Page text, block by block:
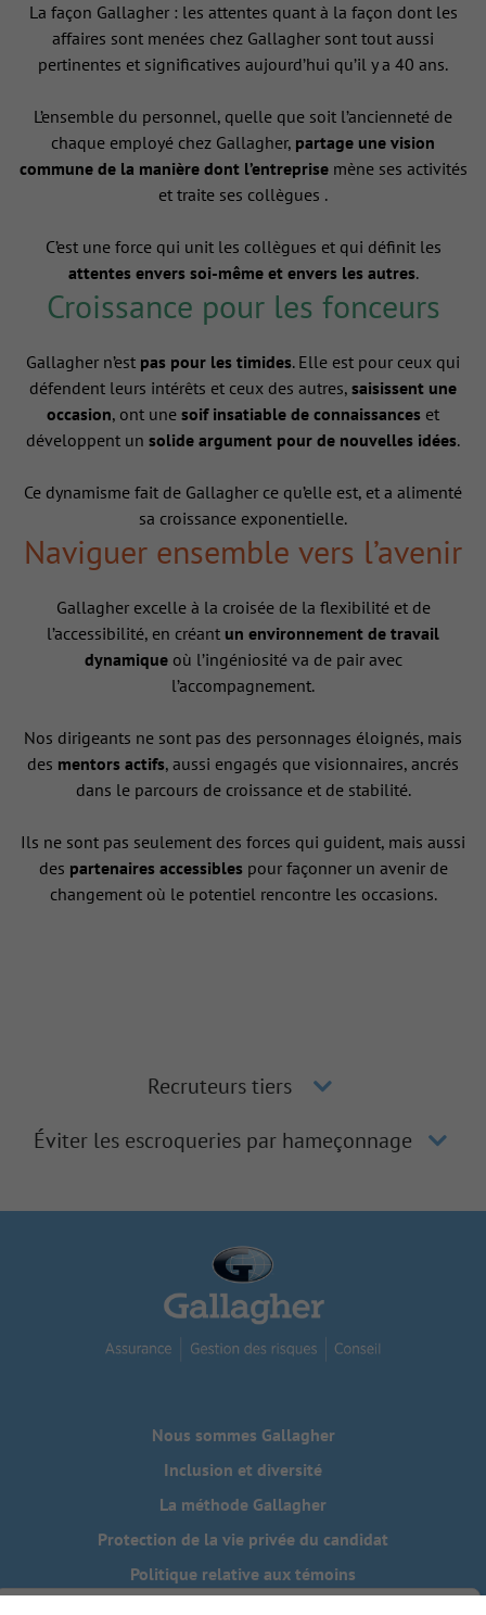
La façon Gallagher : les attentes quant à la façon dont les
affaires sont menées chez Gallagher sont tout aussi
pertinentes et significatives aujourd’hui qu’il y a 40 ans.
L’ensemble du personnel, quelle que soit l’ancienneté de
chaque employé chez Gallagher, partage une vision
commune de la manière dont l’entreprisemène ses activités
et traite ses collègues .
C’est une force qui unit les collègues et qui définit les
attentes envers soi-même et envers les autres.
Croissance pour les fonceurs
Gallagher n’est pas pour les timides. Elle est pour ceux qui
défendent leurs intérêts et ceux des autres, saisissent une
occasion, ont une soif insatiable de connaissances et
développent un solide argument pour de nouvelles idées.
Ce dynamisme fait de Gallagher ce qu’elle est, et a alimenté
sa croissance exponentielle.
Naviguer ensemble vers l’avenir
Gallagher excelle à la croisée de la flexibilité et de
l’accessibilité, en créant un environnement de travail
dynamique où l’ingéniosité va de pair avec
l’accompagnement.
Nos dirigeants ne sont pas des personnages éloignés, mais
des mentors actifs, aussi engagés que visionnaires, ancrés
dans le parcours de croissance et de stabilité.
Ils ne sont pas seulement des forces qui guident, mais aussi
des partenaires accessiblespour façonner un avenir de
changement où le potentiel rencontre les occasions.
Recruteurs tiers
Éviter les escroqueries par hameçonnage
Nous sommes Gallagher
Inclusion et diversité
La méthode Gallagher
Protection de la vie privée du candidat
Politique relative aux témoins